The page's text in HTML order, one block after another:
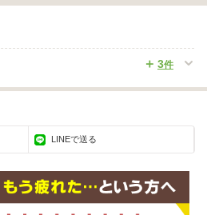
3件
LINEで送る